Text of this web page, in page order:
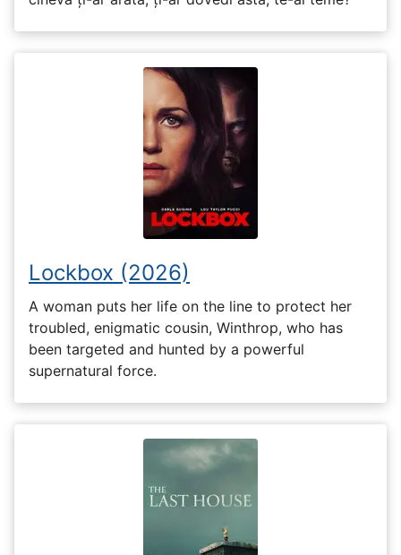
Lockbox (2026)
A woman puts her life on the line to protect her
troubled, enigmatic cousin, Winthrop, who has
been targeted and hunted by a powerful
supernatural force.